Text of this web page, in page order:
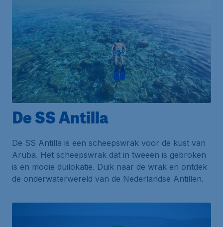
De SS Antilla
De SS Antilla is een scheepswrak voor de kust van
Aruba. Het scheepswrak dat in tweeën is gebroken
is en mooie duilokatie. Duik naar de wrak en ontdek
de onderwaterwereld van de Nederlandse Antillen.